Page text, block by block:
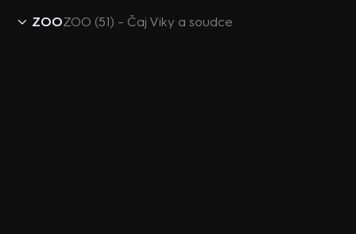
ZOOZOO (51) – Čaj Viky a soudce